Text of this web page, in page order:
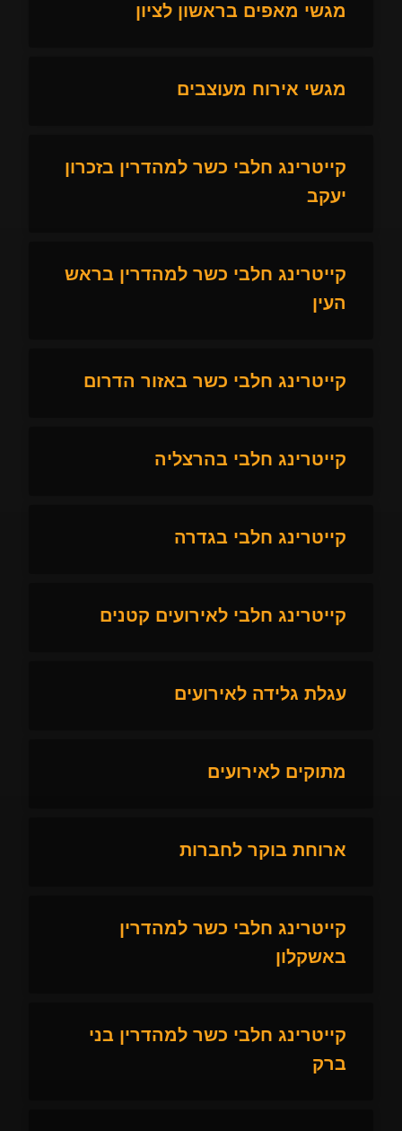
מגשי מאפים בראשון לציון
מגשי אירוח מעוצבים
קייטרינג חלבי כשר למהדרין בזכרון
יעקב
קייטרינג חלבי כשר למהדרין בראש
העין
קייטרינג חלבי כשר באזור הדרום
קייטרינג חלבי בהרצליה
קייטרינג חלבי בגדרה
קייטרינג חלבי לאירועים קטנים
עגלת גלידה לאירועים
מתוקים לאירועים
ארוחת בוקר לחברות
קייטרינג חלבי כשר למהדרין
באשקלון
קייטרינג חלבי כשר למהדרין בני
ברק